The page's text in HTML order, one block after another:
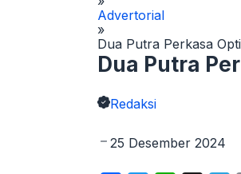
Advertorial
»
Dua Putra Perkasa
Dua Putra
Redaksi
25 Desember 2024